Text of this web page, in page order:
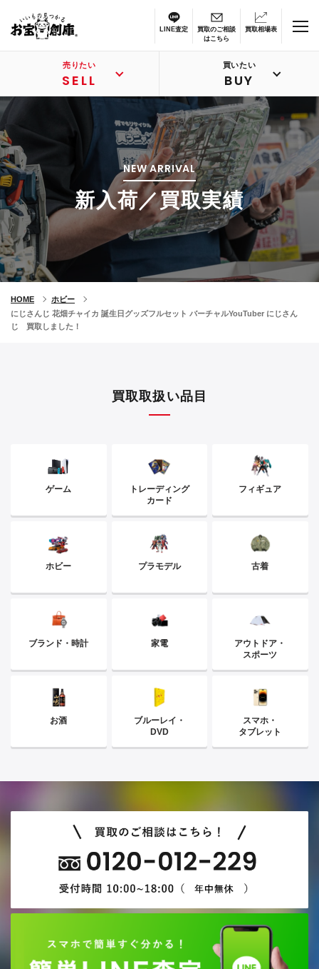
LINE査定
買取のご相談
はこちら
買取相場表
売りたい
SELL
買いたい
BUY
NEW ARRIVAL
新入荷／買取実績
HOME
ホビー
にじさんじ 花畑チャイカ 誕生日グッズフルセット バーチャルYouTuber にじさん
じ 買取しました！
買取取扱い品目
ゲーム
トレーディング
カード
フィギュア
ホビー プラモデル 古着
ブランド・時計 家電
アウトドア・
スポーツ
お酒
ブルーレイ・
DVD
スマホ・
タブレット